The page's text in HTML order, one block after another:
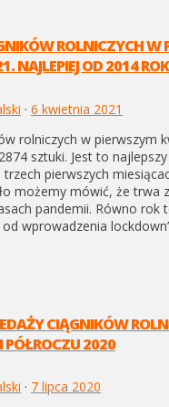
ROLNICZYCH W
NAJLEPIEJ OD 2014
· 6 kwietnia 2021
rolniczych w pierwszym
sztuki. Jest to
pierwszych
możemy mówić, że trwa
pandemii. Równo rok
wprowadzenia
CIĄGNIKÓW
PÓŁROCZU 2020
· 7 lipca 2020